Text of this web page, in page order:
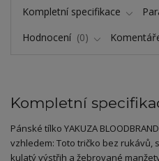
Kompletní specifikace
Hodnocení
0
Kompletní
Pánské tílko YAKUZA
vzhledem: Toto tričko bez rukávů,
kulatý výstřih a žebrované